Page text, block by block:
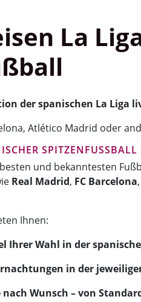
La
der spanischen La
Atlético Madrid oder
und bekanntesten
Real Madrid, FC Barcelona,
Ihnen:
Ihrer Wahl in der
in der
Wunsch – von